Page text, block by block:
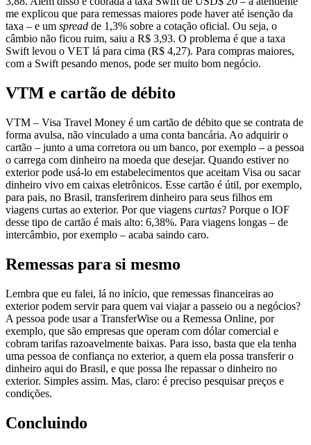
me explicou que para remessas maiores pode haver até isenção da
taxa – e um spread de 1,3% sobre a cotação oficial. Ou seja, o
câmbio não ficou ruim, saiu a R$ 3,93. O problema é que a taxa
Swift levou o VET lá para cima (R$ 4,27). Para compras maiores,
com a Swift pesando menos, pode ser muito bom negócio.
VTM e cartão de débito
VTM – Visa Travel Money é um cartão de débito que se contrata de
forma avulsa, não vinculado a uma conta bancária. Ao adquirir o
cartão – junto a uma corretora ou um banco, por exemplo – a pessoa
o carrega com dinheiro na moeda que desejar. Quando estiver no
exterior pode usá-lo em estabelecimentos que aceitam Visa ou sacar
dinheiro vivo em caixas eletrônicos. Esse cartão é útil, por exemplo,
para pais, no Brasil, transferirem dinheiro para seus filhos em
viagens curtas ao exterior. Por que viagens curtas? Porque o IOF
desse tipo de cartão é mais alto: 6,38%. Para viagens longas – de
intercâmbio, por exemplo – acaba saindo caro.
Remessas para si mesmo
Lembra que eu falei, lá no início, que remessas financeiras ao
exterior podem servir para quem vai viajar a passeio ou a negócios?
A pessoa pode usar a TransferWise ou a Remessa Online, por
exemplo, que são empresas que operam com dólar comercial e
cobram tarifas razoavelmente baixas. Para isso, basta que ela tenha
uma pessoa de confiança no exterior, a quem ela possa transferir o
dinheiro aqui do Brasil, e que possa lhe repassar o dinheiro no
exterior. Simples assim. Mas, claro: é preciso pesquisar preços e
condições.
Concluindo